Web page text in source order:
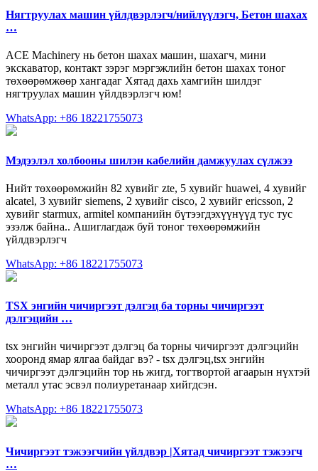
Нягтруулах машин үйлдвэрлэгч/нийлүүлэгч, Бетон шахах
…
ACE Machinery нь бетон шахах машин, шахагч, мини
экскаватор, контакт зэрэг мэргэжлийн бетон шахах тоног
төхөөрөмжөөр хангадаг Хятад дахь хамгийн шилдэг
нягтруулах машин үйлдвэрлэгч юм!
WhatsApp: +86 18221755073
Мэдээлэл холбооны шилэн кабелийн дамжуулах сүлжээ
Нийт төхөөрөмжийн 82 хувийг zte, 5 хувийг huawei, 4 хувийг
alcatel, 3 хувийг siemens, 2 хувийг cisco, 2 хувийг ericsson, 2
хувийг starmux, armitel компанийн бүтээгдэхүүнүүд тус тус
эзэлж байна.. Ашиглагдаж буй тоног төхөөрөмжийн
үйлдвэрлэгч
WhatsApp: +86 18221755073
TSX энгийн чичиргээт дэлгэц ба торны чичиргээт
дэлгэцийн …
tsx энгийн чичиргээт дэлгэц ба торны чичиргээт дэлгэцийн
хооронд ямар ялгаа байдаг вэ? - tsx дэлгэц,tsx энгийн
чичиргээт дэлгэцийн тор нь жигд, тогтвортой агаарын нүхтэй
металл утас эсвэл полиуретанаар хийгдсэн.
WhatsApp: +86 18221755073
Чичиргээт тэжээгчийн үйлдвэр |Хятад чичиргээт тэжээгч
…